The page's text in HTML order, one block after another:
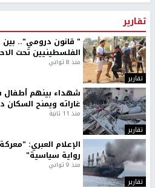
تقارير
تقارير
" قانون درومي"..
الفلسطينيين تحت
منذ 8 ثواني
تقارير
شهداء بينهم أطفال
غاراته ويمنح السكان
منذ 11 ثانية
تقارير
الإعلام العبري:
رواية سياسية"
منذ 9 ثواني